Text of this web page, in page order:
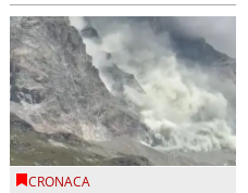
CRONACA